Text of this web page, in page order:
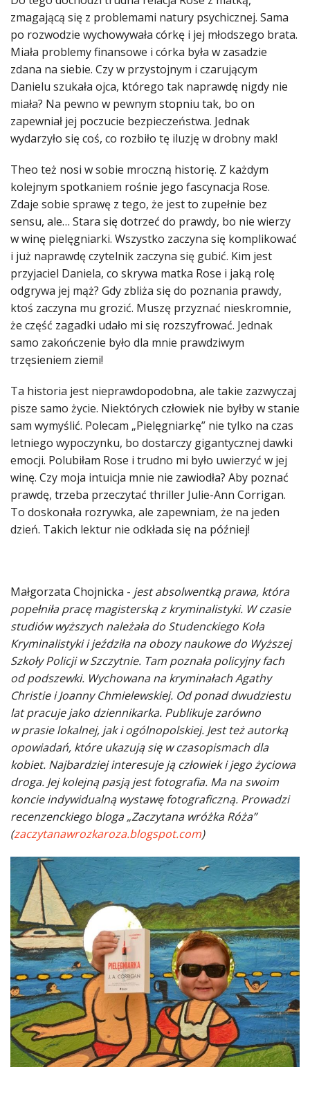
zmagającą się z problemami natury psychicznej. Sama
po rozwodzie wychowywała córkę i jej młodszego brata.
Miała problemy finansowe i córka była w zasadzie
zdana na siebie. Czy w przystojnym i czarującym
Danielu szukała ojca, którego tak naprawdę nigdy nie
miała? Na pewno w pewnym stopniu tak, bo on
zapewniał jej poczucie bezpieczeństwa. Jednak
wydarzyło się coś, co rozbiło tę iluzję w drobny mak!
Theo też nosi w sobie mroczną historię. Z każdym
kolejnym spotkaniem rośnie jego fascynacja Rose.
Zdaje sobie sprawę z tego, że jest to zupełnie bez
sensu, ale… Stara się dotrzeć do prawdy, bo nie wierzy
w winę pielęgniarki. Wszystko zaczyna się komplikować
i już naprawdę czytelnik zaczyna się gubić. Kim jest
przyjaciel Daniela, co skrywa matka Rose i jaką rolę
odgrywa jej mąż? Gdy zbliża się do poznania prawdy,
ktoś zaczyna mu grozić. Muszę przyznać nieskromnie,
że część zagadki udało mi się rozszyfrować. Jednak
samo zakończenie było dla mnie prawdziwym
trzęsieniem ziemi!
Ta historia jest nieprawdopodobna, ale takie zazwyczaj
pisze samo życie. Niektórych człowiek nie byłby w stanie
sam wymyślić. Polecam „Pielęgniarkę” nie tylko na czas
letniego wypoczynku, bo dostarczy gigantycznej dawki
emocji. Polubiłam Rose i trudno mi było uwierzyć w jej
winę. Czy moja intuicja mnie nie zawiodła? Aby poznać
prawdę, trzeba przeczytać thriller Julie-Ann Corrigan.
To doskonała rozrywka, ale zapewniam, że na jeden
dzień. Takich lektur nie odkłada się na później!
Małgorzata Chojnicka - jest absolwentką prawa, która
popełniła pracę magisterską z kryminalistyki. W czasie
studiów wyższych należała do Studenckiego Koła
Kryminalistyki i jeździła na obozy naukowe do Wyższej
Szkoły Policji w Szczytnie. Tam poznała policyjny fach
od podszewki. Wychowana na kryminałach Agathy
Christie i Joanny Chmielewskiej. Od ponad dwudziestu
lat pracuje jako dziennikarka. Publikuje zarówno
w prasie lokalnej, jak i ogólnopolskiej. Jest też autorką
opowiadań, które ukazują się w czasopismach dla
kobiet. Najbardziej interesuje ją człowiek i jego życiowa
droga. Jej kolejną pasją jest fotografia. Ma na swoim
koncie indywidualną wystawę fotograficzną. Prowadzi
recenzenckiego bloga „Zaczytana wróżka Róża”
(zaczytanawrozkaroza.blogspot.com)